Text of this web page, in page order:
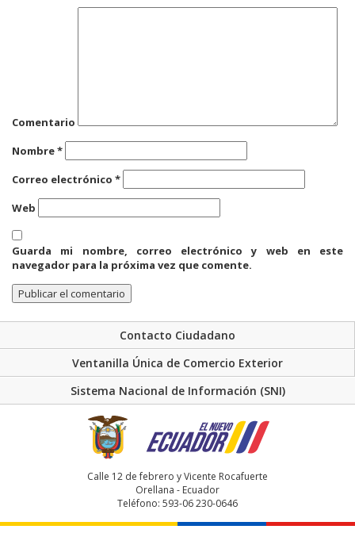
Comentario
Nombre*
Correo electrónico *
Web
Guarda mi nombre, correo electrónico y web en este
navegador para la próxima vez que comente.
Contacto Ciudadano
Ventanilla Única de Comercio Exterior
Sistema Nacional de Información (SNI)
Calle 12 de febrero y Vicente Rocafuerte
Orellana - Ecuador
Teléfono: 593-06 230-0646